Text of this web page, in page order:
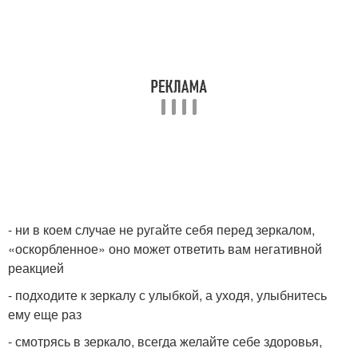
- ни в коем случае не ругайте себя перед зеркалом,
«оскорбленное» оно может ответить вам негативной
реакцией
- подходите к зеркалу с улыбкой, а уходя, улыбнитесь
ему еще раз
- смотрясь в зеркало, всегда желайте себе здоровья,